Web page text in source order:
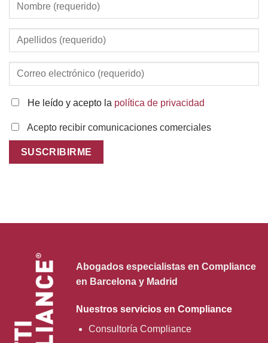
He leído y acepto la política de privacidad
Acepto recibir comunicaciones comerciales
Abogados especialistas en Compliance
en Barcelona y Madrid
Nuestros servicios en Compliance
Consultoría Compliance